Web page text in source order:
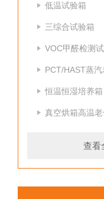
低温试验箱
三综合试验箱
VOC甲醛检测
PCT/HAST蒸
恒温恒湿培养箱
真空烘箱高温
查看